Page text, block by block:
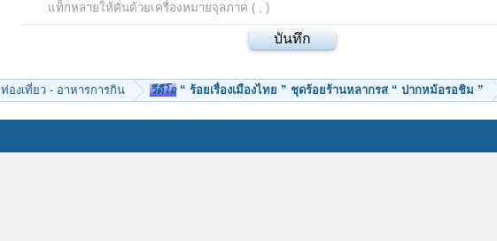
แท็กหลายให้คั่นด้วยเครื่องหมายจุลภาค ( , )
ท่องเที่ยว - อาหารการกิน วีดีโอ“ ร้อยเรื่องเมืองไทย ” ชุดร้อยร้านหลากรส “ ปากหม้อรอชิม ”